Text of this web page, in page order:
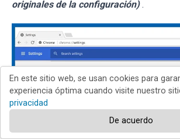
originales de la configuración) .
En este sitio web, se usan cookies para
experiencia óptima cuando visite nuestro
privacidad
De acuerdo